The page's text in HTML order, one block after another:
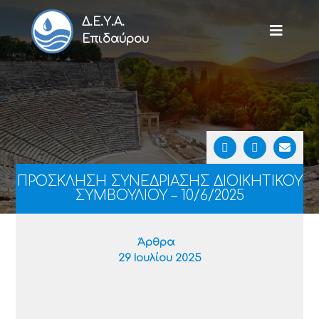
Δ.Ε.Υ.Α.
Επιδαύρου
ΠΡΟΣΚΛΗΣΗ ΣΥΝΕΔΡΙΑΣΗΣ ΔΙΟΙΚΗΤΙΚΟΥ
ΣΥΜΒΟΥΛΙΟΥ – 10/6/2025
Άρθρα
29 Ιουλίου 2025